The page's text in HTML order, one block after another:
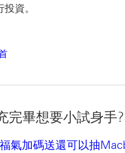
資。
完畢想要小試身手?
氣加碼送還可以抽